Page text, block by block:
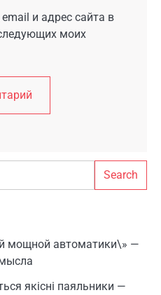
и адрес сайта в
моих
Search
мощной автоматики\» —
якісні паяльники —